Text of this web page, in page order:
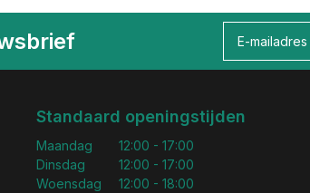
Standaard openingstijden
Maandag
Dinsdag
Woensdag
12:00 - 17:00
12:00 - 17:00
12:00 - 18:00